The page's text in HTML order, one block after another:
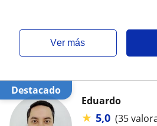
ver más
Destacado
Eduardo
★ 5,0 (35